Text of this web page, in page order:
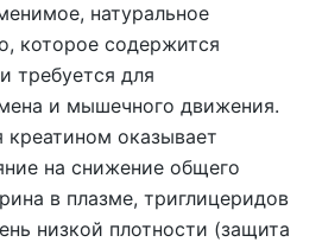
натуральное
которое содержится
требуется для
и мышечного движения.
креатином оказывает
на снижение общего
в плазме, триглицеридов
низкой плотности (защита